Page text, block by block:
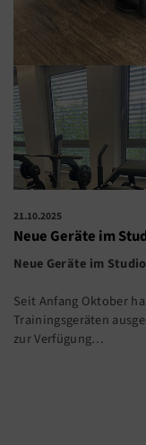
21.10.2025
Neue Geräte im
Neue Geräte im Studio
Seit Anfang Oktober
Trainingsgeräten
zur Verfügung…